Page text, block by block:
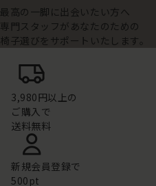
最高の一脚に出会いたい方へ
専門スタッフがあなたのための
椅子選びをサポートいたします。
3,980円以上の
ご購入で
送料無料
新規会員登録で
500pt